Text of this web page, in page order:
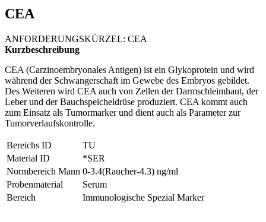
CEA
ANFORDERUNGSKÜRZEL: CEA
Kurzbeschreibung
CEA (Carzinoembryonales Antigen) ist ein Glykoprotein und wird
während der Schwangerschaft im Gewebe des Embryos gebildet.
Des Weiteren wird CEA auch von Zellen der Darmschleimhaut, der
Leber und der Bauchspeicheldrüse produziert. CEA kommt auch
zum Einsatz als Tumormarker und dient auch als Parameter zur
Tumorverlaufskontrolle.
Bereichs ID
TU
Material ID
*SER
Normbereich Mann 0-3.4(Raucher-4.3) ng/ml
Probenmaterial
Serum
Bereich
Immunologische Spezial Marker